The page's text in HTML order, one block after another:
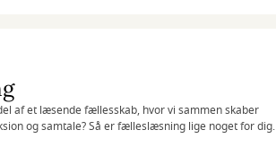
af et læsende fællesskab, hvor vi sammen skaber
og samtale? Så er fælleslæsning lige noget for dig.